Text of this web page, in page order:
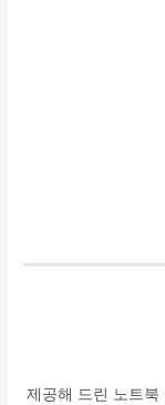
제공해 드린 노트북